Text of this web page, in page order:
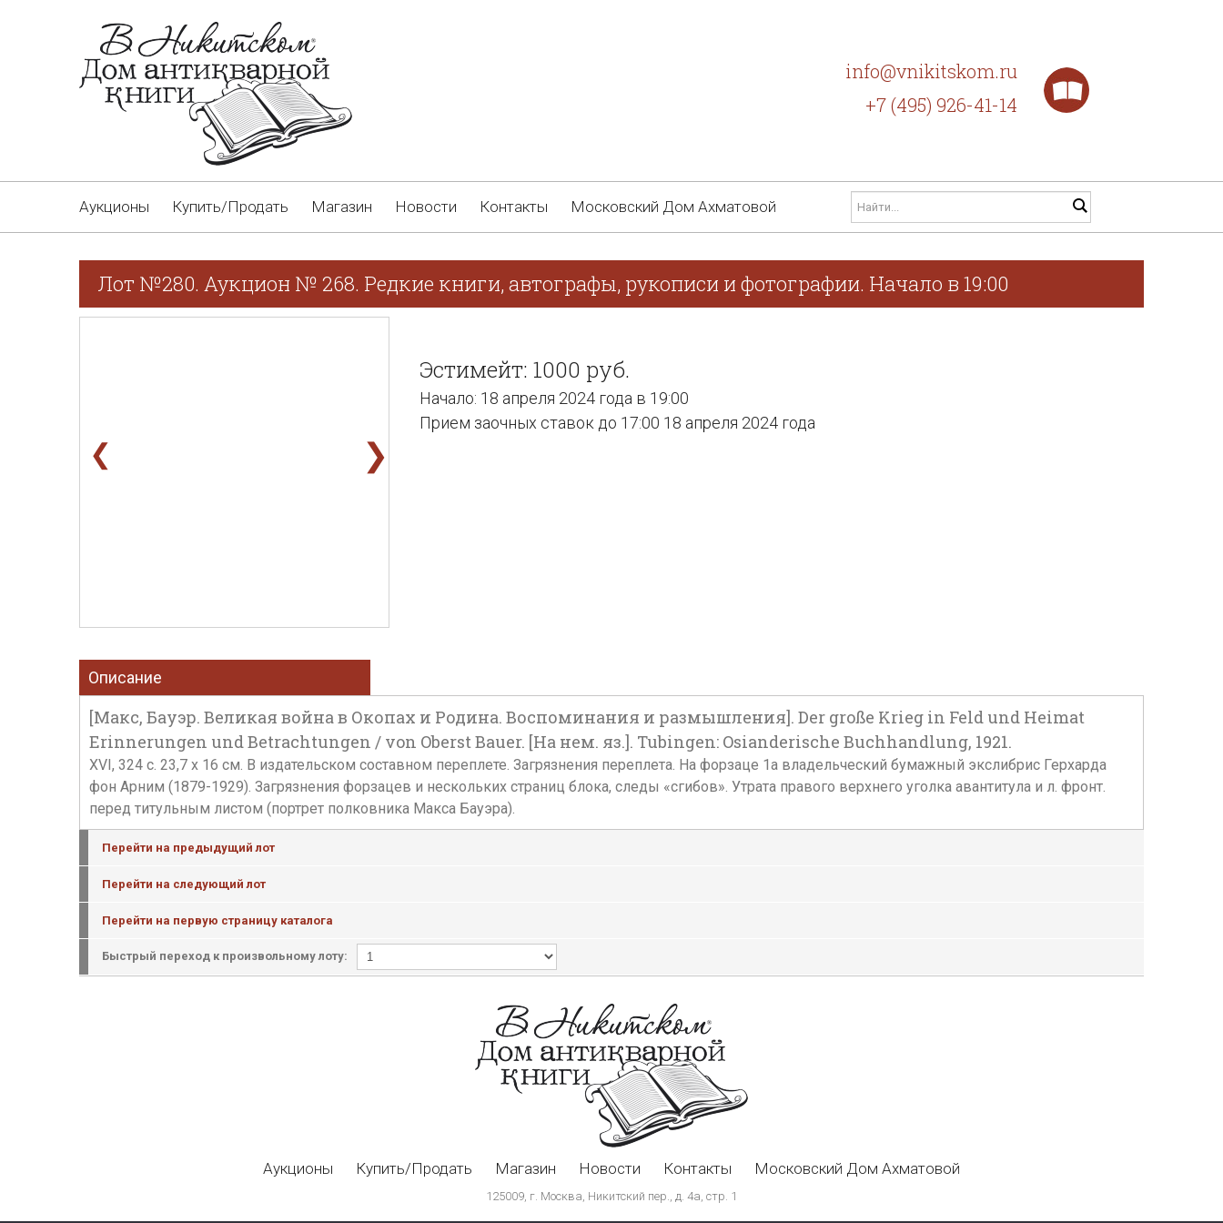
info@vnikitskom.ru
+7 (495) 926-41-14
Аукционы Купить/Продать Магазин Новости Контакты Московский Дом Ахматовой
Лот №280. Аукцион № 268. Редкие книги, автографы, рукописи и фотографии. Начало в 19:00
❮ ❯
Эстимейт: 1000 руб.
Начало: 18 апреля 2024 года в 19:00
Прием заочных ставок до 17:00 18 апреля 2024 года
Описание
[Макс, Бауэр. Великая война в Окопах и Родина. Воспоминания и размышления]. Der große Krieg in Feld und Heimat
Erinnerungen und Betrachtungen / von Oberst Bauer. [На нем. яз.]. Tubingen: Osianderische Buchhandlung, 1921.
XVI, 324 c. 23,7 х 16 см. В издательском составном переплете. Загрязнения переплета. На форзаце 1а владельческий бумажный экслибрис Герхарда
фон Арним (1879-1929). Загрязнения форзацев и нескольких страниц блока, следы «сгибов». Утрата правого верхнего уголка авантитула и л. фронт.
перед титульным листом (портрет полковника Макса Бауэра).
Перейти на предыдущий лот
Перейти на следующий лот
Перейти на первую страницу каталога
Быстрый переход к произвольному лоту:
Аукционы Купить/Продать Магазин Новости Контакты Московский Дом Ахматовой
125009, г. Москва, Никитский пер., д. 4а, стр. 1